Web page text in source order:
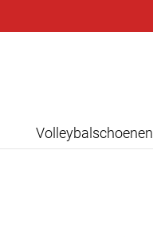
Volleybalschoenen